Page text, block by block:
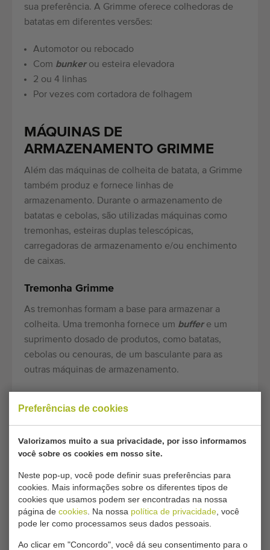
Preferências de cookies
Valorizamos muito a sua privacidade, por isso informamos
você sobre os cookies em nosso site.
Neste pop-up, você pode definir suas preferências para
cookies. Mais informações sobre os diferentes tipos de
cookies que usamos podem ser encontradas na nossa
página de cookies . Na nossa política de privacidade , você
pode ler como processamos seus dados pessoais.
Ao clicar em "Concordo", você dá seu consentimento para o
sua preferência. A Grimme oferece colhedoras de
batatas em diferentes versões:
Automotor ou rebocado
Com bunkerou esteira elevadora
2 ou 4 linhas
Por vezes com cortadora de folhagem
MÁQUINAS DE
ARMAZENAMENTO GRIMME
Além das máquinas de colheita de batata, a Grimme
também produz e fornece linhas de
armazenamento. Durante o armazenamento de
batatas e cebolas, são utilizadas máquinas como
tremonhas, esteiras duplas telescópicas,
carregadoras de armazenamento e/ou enchimento
de caixas.
Tremonha Grimme
As tremonhas formam a base para armazenar a
colheita. Uma tremonha fornece um buffere um
suprimento dosado de produtos, como batatas,
cebolas ou cenouras, de um basculante para as
outras máquinas de armazenamento.
outra. Essas esteiras transportadoras geralmente têm
estender-se e retrair-se umas sobre as outras. Essas
esteiras transportadoras também podem ser
colocadas em ângulo umas em relação às outras.
Isso torna as esteiras telescópicas duplas o elo